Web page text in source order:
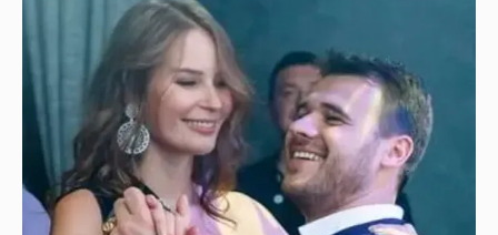
Неужели правда?